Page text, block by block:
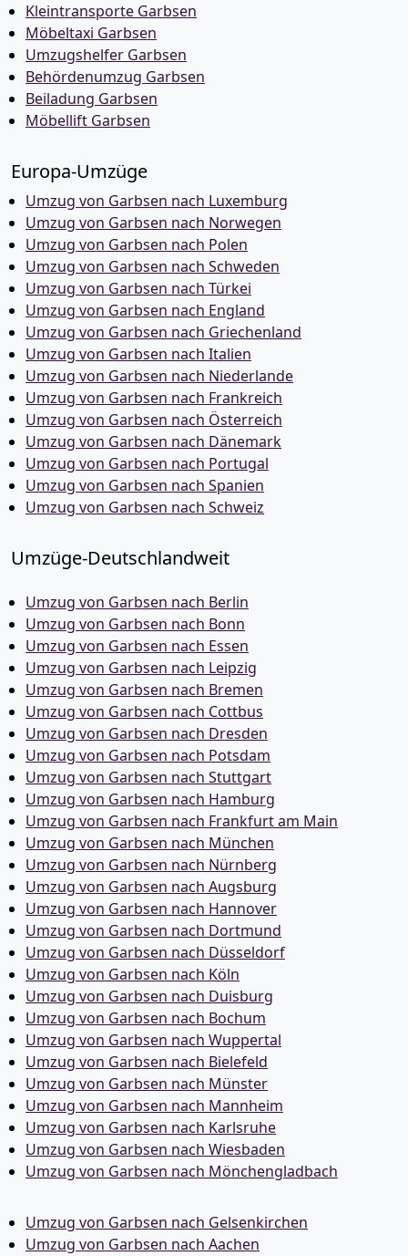
Kleintransporte Garbsen
Möbeltaxi Garbsen
Umzugshelfer Garbsen
Behördenumzug Garbsen
Beiladung Garbsen
Möbellift Garbsen
Europa-Umzüge
Umzug von Garbsen nach Luxemburg
Umzug von Garbsen nach Norwegen
Umzug von Garbsen nach Polen
Umzug von Garbsen nach Schweden
Umzug von Garbsen nach Türkei
Umzug von Garbsen nach England
Umzug von Garbsen nach Griechenland
Umzug von Garbsen nach Italien
Umzug von Garbsen nach Niederlande
Umzug von Garbsen nach Frankreich
Umzug von Garbsen nach Österreich
Umzug von Garbsen nach Dänemark
Umzug von Garbsen nach Portugal
Umzug von Garbsen nach Spanien
Umzug von Garbsen nach Schweiz
Umzüge-Deutschlandweit
Umzug von Garbsen nach Berlin
Umzug von Garbsen nach Bonn
Umzug von Garbsen nach Essen
Umzug von Garbsen nach Leipzig
Umzug von Garbsen nach Bremen
Umzug von Garbsen nach Cottbus
Umzug von Garbsen nach Dresden
Umzug von Garbsen nach Potsdam
Umzug von Garbsen nach Stuttgart
Umzug von Garbsen nach Hamburg
Umzug von Garbsen nach Frankfurt am Main
Umzug von Garbsen nach München
Umzug von Garbsen nach Nürnberg
Umzug von Garbsen nach Augsburg
Umzug von Garbsen nach Hannover
Umzug von Garbsen nach Dortmund
Umzug von Garbsen nach Düsseldorf
Umzug von Garbsen nach Köln
Umzug von Garbsen nach Duisburg
Umzug von Garbsen nach Bochum
Umzug von Garbsen nach Wuppertal
Umzug von Garbsen nach Bielefeld
Umzug von Garbsen nach Münster
Umzug von Garbsen nach Mannheim
Umzug von Garbsen nach Karlsruhe
Umzug von Garbsen nach Wiesbaden
Umzug von Garbsen nach Mönchen­gladbach
Umzug von Garbsen nach Gelsenkirchen
Umzug von Garbsen nach Aachen